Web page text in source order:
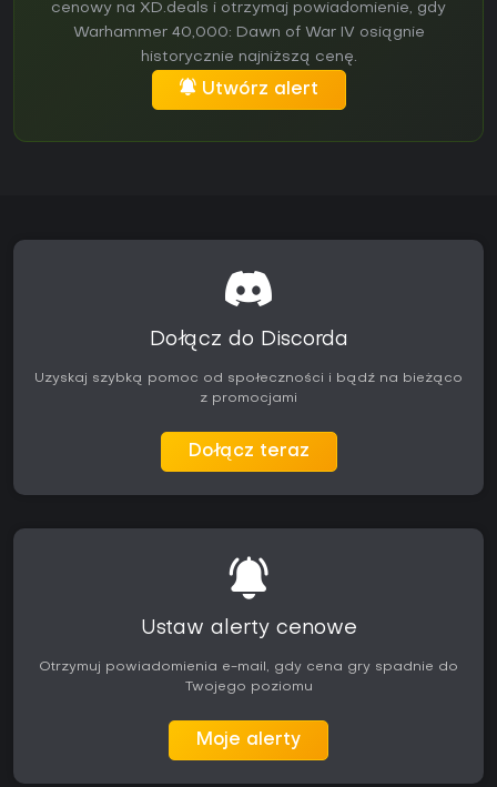
cenowy na XD.deals i otrzymaj powiadomienie, gdy
Warhammer 40,000: Dawn of War IV osiągnie
historycznie najniższą cenę.
Utwórz alert
Dołącz do Discorda
Uzyskaj szybką pomoc od społeczności i bądź na bieżąco
z promocjami
Dołącz teraz
Ustaw alerty cenowe
Otrzymuj powiadomienia e-mail, gdy cena gry spadnie do
Twojego poziomu
Moje alerty